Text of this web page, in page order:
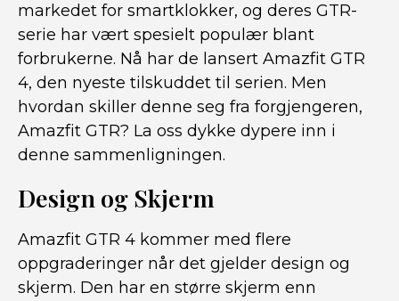
markedet for smartklokker, og deres GTR-
serie har vært spesielt populær blant
forbrukerne. Nå har de lansert Amazfit GTR
4, den nyeste tilskuddet til serien. Men
hvordan skiller denne seg fra forgjengeren,
Amazfit GTR? La oss dykke dypere inn i
denne sammenligningen.
Design og Skjerm
Amazfit GTR 4 kommer med flere
oppgraderinger når det gjelder design og
skjerm. Den har en større skjerm enn